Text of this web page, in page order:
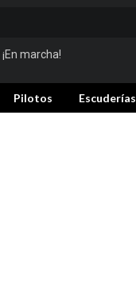
¡En marcha!
Pilotos Escuderías